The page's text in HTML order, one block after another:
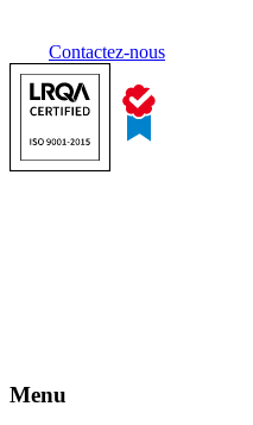
Contactez-nous
Menu